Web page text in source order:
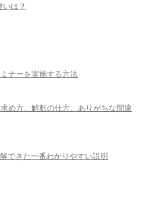
は？
ナーを実施する方法
め方、解釈の仕方、ありがちな間違
できた一番わかりやすい説明